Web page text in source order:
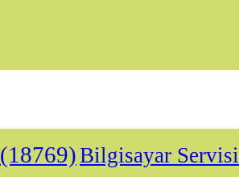
(18769)Bilgisayar Servisi